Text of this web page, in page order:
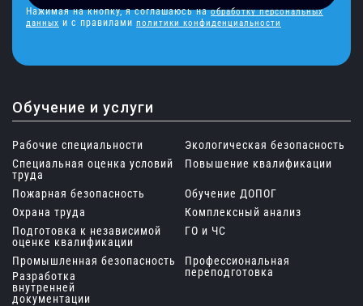
Нажимая на кнопку, я соглашаюсь наобработку персональных
данных и с правилами политики конфиденциальности
Обучение и услуги
Рабочие специальности
Экологическая безопасность
Специальная оценка условий
труда
Повышение квалификации
Пожарная безопасность
Обучение ДОПОГ
Охрана труда
Комплексный анализ
Подготовка к независимой
оценке квалификации
ГО и ЧС
Промышленная безопасность
Профессиональная
переподготовка
Разработка
внутренней
документации